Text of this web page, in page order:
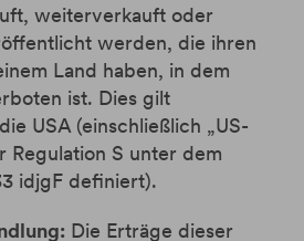
weiterverkauft oder
werden, die ihren
Land haben, in dem
ist. Dies gilt
USA (einschließlich „US-
Regulation S unter dem
idjgF definiert).
Die Erträge dieser